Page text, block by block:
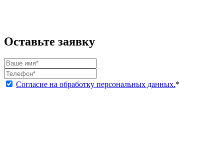
Оставьте заявку
Согласие на обработку персональных данных.*